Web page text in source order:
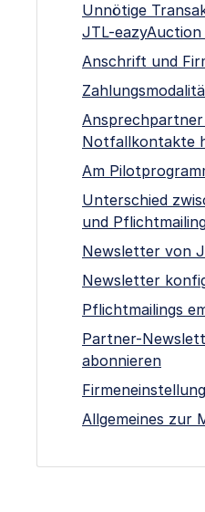
Unnötige
JTL-eazyAuction
Anschrift und
Notfallkontakte
Am
Unterschied
und
Newsletter von
Newsletter
Pflichtmailings
Partner-
abonnieren
Allgemeines zur